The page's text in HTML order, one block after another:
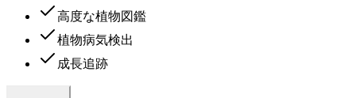
高度な植物図鑑
植物病気検出
成長追跡